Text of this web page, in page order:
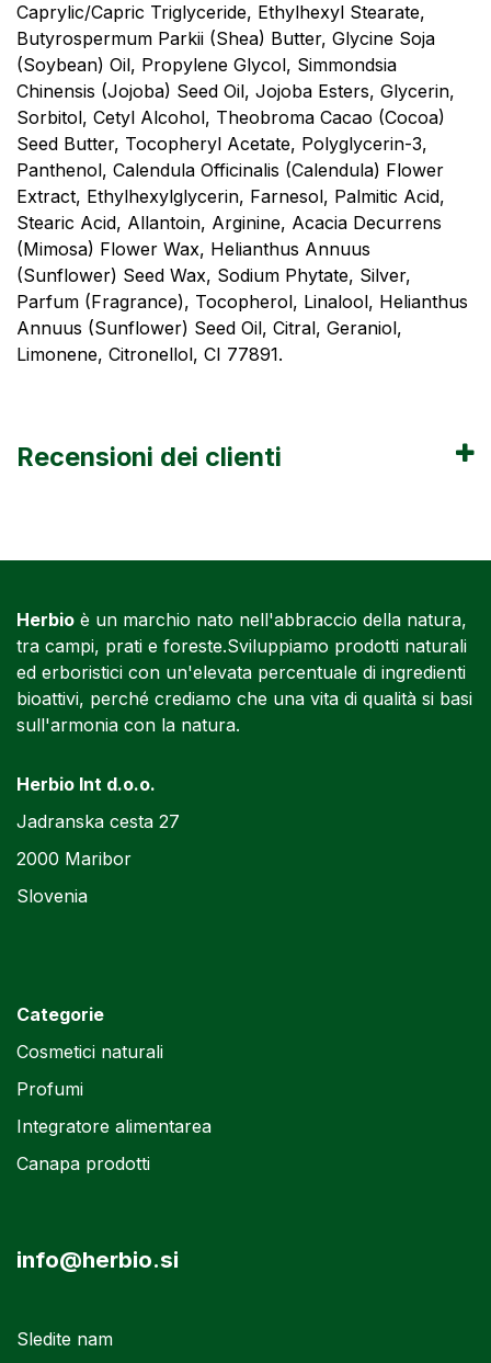
Caprylic/Capric Triglyceride, Ethylhexyl Stearate,
Butyrospermum Parkii (Shea) Butter, Glycine Soja
(Soybean) Oil, Propylene Glycol, Simmondsia
Chinensis (Jojoba) Seed Oil, Jojoba Esters, Glycerin,
Sorbitol, Cetyl Alcohol, Theobroma Cacao (Cocoa)
Seed Butter, Tocopheryl Acetate, Polyglycerin-3,
Panthenol, Calendula Officinalis (Calendula) Flower
Extract, Ethylhexylglycerin, Farnesol, Palmitic Acid,
Stearic Acid, Allantoin, Arginine, Acacia Decurrens
(Mimosa) Flower Wax, Helianthus Annuus
(Sunflower) Seed Wax, Sodium Phytate, Silver,
Parfum (Fragrance), Tocopherol, Linalool, Helianthus
Annuus (Sunflower) Seed Oil, Citral, Geraniol,
Limonene, Citronellol, CI 77891.
Recensioni dei clienti
Herbio è un marchio nato nell'abbraccio della natura,
tra campi, prati e foreste.Sviluppiamo prodotti naturali
ed erboristici con un'elevata percentuale di ingredienti
bioattivi, perché crediamo che una vita di qualità si basi
sull'armonia con la natura.
Herbio Int d.o.o.
Jadranska cesta 27
2000 Maribor
Slovenia
Categorie
Cosmetici naturali
Profumi
Integratore alimentarea
Canapa prodotti
info@herbio.si
Sledite nam